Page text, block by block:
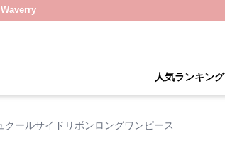
人気ランキング
クールサイドリボンロングワンピース